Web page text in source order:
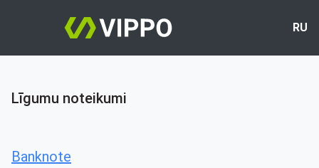
RU
Līgumu noteikumi
Banknote